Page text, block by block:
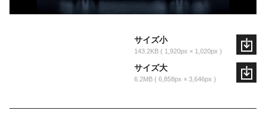
サイズ小
143.2KB 1,920px × 1,020px
サイズ大
6.2MB 6,858px × 3,646px